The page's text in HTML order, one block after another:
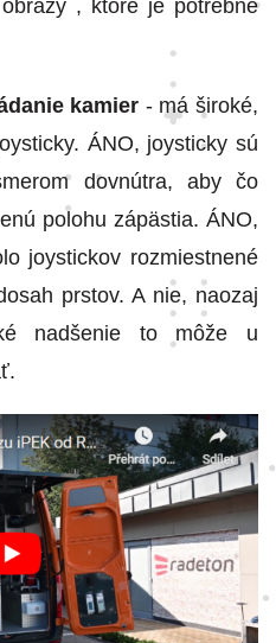
, ktoré je potrebné
kamier - má široké,
ÁNO, joysticky sú
dovnútra, aby čo
polohu zápästia. ÁNO,
joystickov rozmiestnené
prstov. A nie, naozaj
nadšenie to môže u